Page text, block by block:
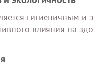
гигиеничным
влияния на